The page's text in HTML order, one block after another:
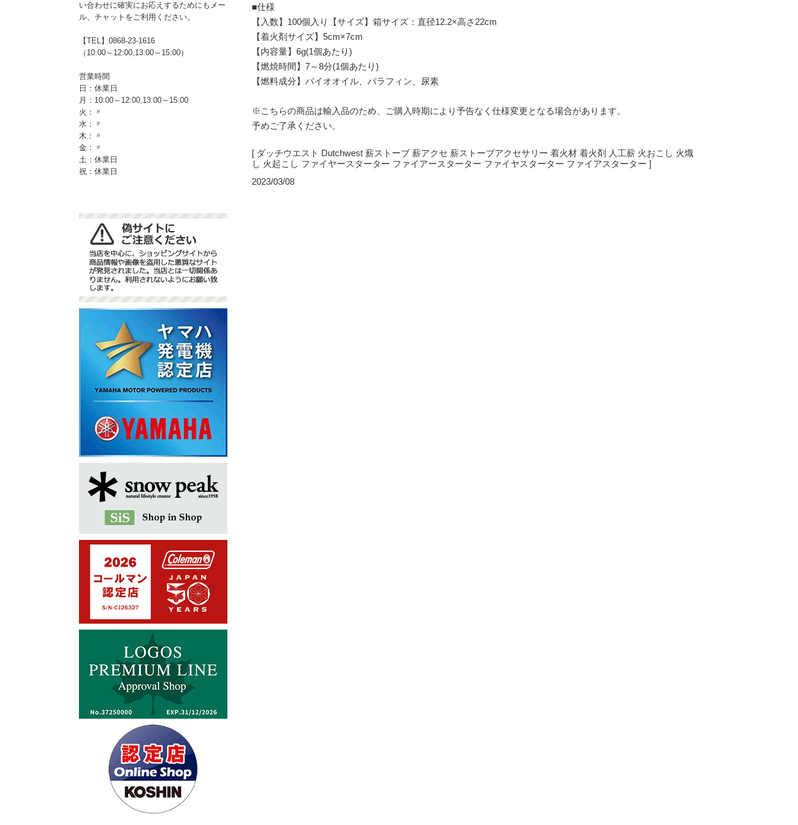
い合わせに確実にお応えするためにもメー
ル、チャットをご利用ください。
【TEL】0868-23-1616
（10:00～12:00,13:00～15:00）
営業時間
日：休業日
月：10:00～12:00,13:00～15:00
火：〃
水：〃
木：〃
金：〃
土：休業日
祝：休業日
■仕様
【入数】100個入り
【サイズ】箱サイズ：直径12.2×高さ22cm
【着火剤サイズ】5cm×7cm
【内容量】6g(1個あたり)
【燃焼時間】7～8分(1個あたり)
【燃料成分】バイオオイル、パラフィン、尿素
※こちらの商品は輸入品のため、ご購入時期により予告なく仕様変更となる場合があります。
予めご了承ください。
[ ダッチウエスト Dutchwest 薪ストーブ 薪アクセ 薪ストーブアクセサリー 着火材 着火剤 人工薪 火おこし 火熾
し 火起こし ファイヤースターター ファイアースターター ファイヤスターター ファイアスターター ]
2023/03/08